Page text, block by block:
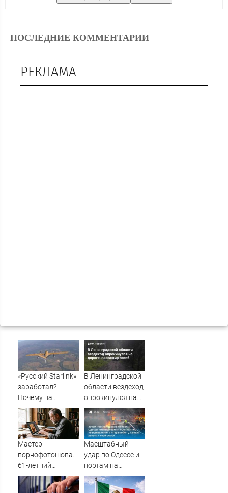
ПОСЛЕДНИЕ КОММЕНТАРИИ
РЕКЛАМА
«Русский Starlink»
заработал?
Почему на
Украине кратно
увеличилась
точность
попаданий по
объектам ВСУ
В Ленинградской
области вездеход
опрокинулся на
дороге, пассажир
погиб
Мастер
порнофотошопа.
61-летний
мужчина
смастерил
Масштабный
удар по Одессе и
портам на
Украине:
Последние